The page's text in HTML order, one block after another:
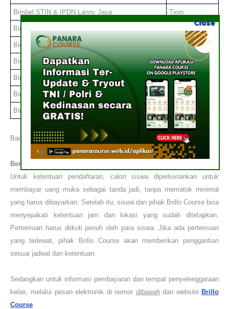
Bimbel STIN & IPDN Lanny Jaya Tiom
Bimbel STIN & IPDN
Bimbel STIN & IPDNPuncak
Bimbel STIN & IPDNDogiyai Kigamani
Bimbel STIN & IPDNIntan Jaya Sugapa
Bimbel STIN & IPDNDeiyai Tigi
Bimbel STIN & IPDNJayapura
Baca juga :Bimbel STIN & IPDN Papua
Berapa Biaya
Untuk ketentuan pendaftaran, calon siswa diperkenankan untuk
membayar uang muka sebagai tanda jadi, tanpa mematok minimal
yang harus dibayarkan. Setelah itu, siswa dan pihak Brillo Course bisa
menyepakati ketentuan jam dan lokasi yang sudah ditetapkan.
Pertemuan harus diikuti penuh oleh para siswa. Jika ada pertemuan
yang terlewat, pihak Brillo Course akan memberikan penggantian
sesuai jadwal dan ketentuan.
Sedangkan untuk informasi pembayaran dan tempat penyelenggaraan
kelas, melalui pesan elektronik di nomor dibawahdan website Brillo
Course.
Close